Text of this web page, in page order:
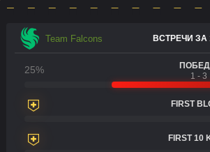
Team Falcons ВСТРЕЧИ ЗА
25%
1 - 3
FIRST
FIRST 10